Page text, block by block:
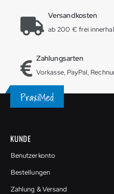
Versandkosten
ab 200 € frei
Zahlungsarten
Vorkasse, PayPal,
KUNDE
Benutzerkonto
Bestellungen
Zahlung & Versand